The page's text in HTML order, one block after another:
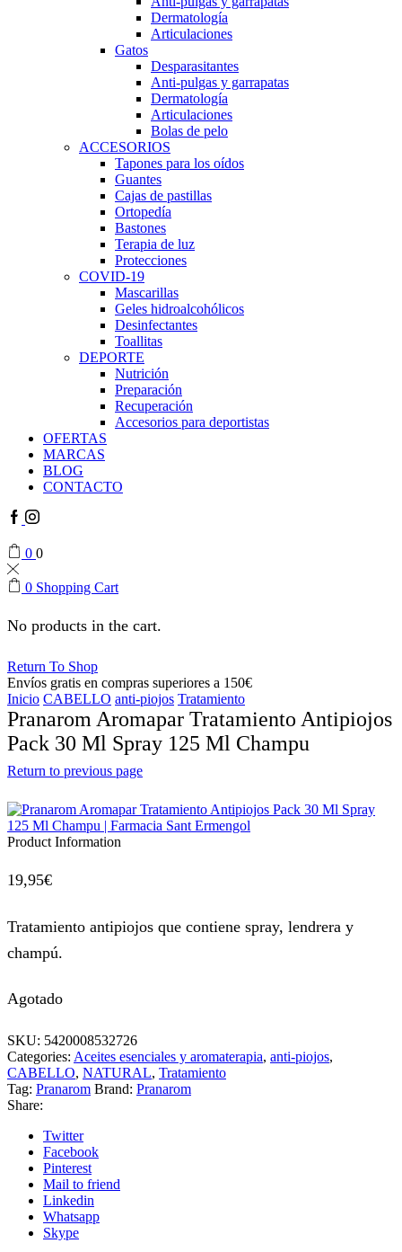
Dermatología
Articulaciones
Gatos
Desparasitantes
Anti-pulgas y garrapatas
Dermatología
Articulaciones
Bolas de pelo
ACCESORIOS
Tapones para los oídos
Guantes
Cajas de pastillas
Ortopedía
Bastones
Terapia de luz
Protecciones
COVID-19
Mascarillas
Geles hidroalcohólicos
Desinfectantes
Toallitas
DEPORTE
Nutrición
Preparación
Recuperación
Accesorios para deportistas
OFERTAS
MARCAS
BLOG
CONTACTO
Facebook
Instagram
0 0
0 Shopping Cart
No products in the cart.
Return To Shop
Envíos gratis en compras superiores a 150€
Inicio CABELLO anti-piojos Tratamiento
Pranarom Aromapar Tratamiento Antipiojos
Pack 30 Ml Spray 125 Ml Champu
Return to previous page
Product Information
19,95€
Tratamiento antipiojos que contiene spray, lendrera y
champú.
Agotado
SKU: 5420008532726
Categories: Aceites esenciales y aromaterapia, anti-piojos,
CABELLO, NATURAL, Tratamiento
Tag: Pranarom Brand: Pranarom
Share:
Twitter
Facebook
Pinterest
Mail to friend
Linkedin
Whatsapp
Skype